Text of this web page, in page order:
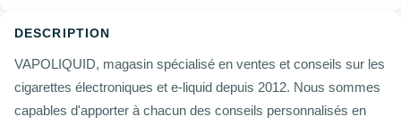
DESCRIPTION
VAPOLIQUID, magasin spécialisé en ventes et conseils sur les
cigarettes électroniques et e-liquid depuis 2012. Nous sommes
capables d'apporter à chacun des conseils personnalisés en